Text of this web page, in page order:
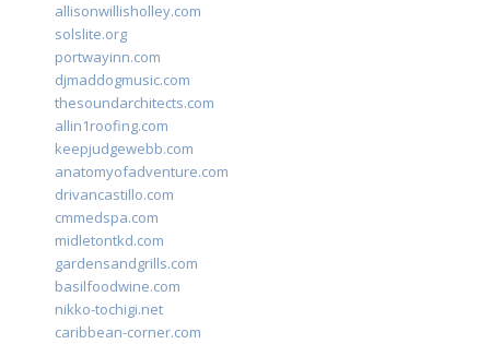
allisonwillisholley.com
solslite.org
portwayinn.com
djmaddogmusic.com
thesoundarchitects.com
allin1roofing.com
keepjudgewebb.com
anatomyofadventure.com
drivancastillo.com
cmmedspa.com
midletontkd.com
gardensandgrills.com
basilfoodwine.com
nikko-tochigi.net
caribbean-corner.com